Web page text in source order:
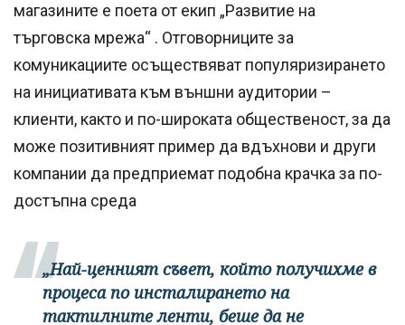
магазините е поета от екип „Развитие на
търговска мрежа“ . Отговорниците за
комуникациите осъществяват популяризирането
на инициативата към външни аудитории –
клиенти, както и по-широката общественост, за да
може позитивният пример да вдъхнови и други
компании да предприемат подобна крачка за по-
достъпна среда
„Най-ценният съвет, който получихме в
процеса по инсталирането на
тактилните ленти, беше да не